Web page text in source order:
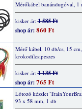
Mérőkábel banándugóval, 1
kisker ár:1 585 Ft
shop ár: 860 Ft
Mérő kábel, 10 db/cs, 15 cm,
krokodílcsipeszes
kisker ár:1 135 Ft
shop ár: 765 Ft
Lótozó készlet
93 x 58 mm, 1 db